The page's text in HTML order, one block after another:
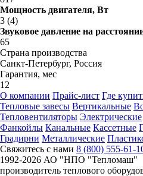
Мощность двигателя, Вт
3 (4)
Звуковое давление на
65
Страна производства
Санкт-Петербург, Россия
Гарантия, мес
12
О компании Прайс-лист Где
Тепловые завесы Вертикальные
Тепловентиляторы Электрические
Фанкойлы Канальные Кассетные
Градирни Металлические
Свяжитесь с нами 8 (800) 555-61-
1992-2026 АО "НПО "Тепломаш"
производитель теплового